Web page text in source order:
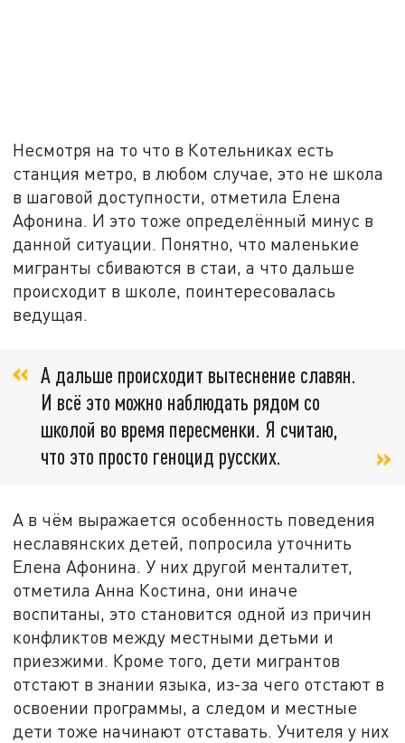
Несмотря на то что в Котельниках есть
станция метро, в любом случае, это не школа
в шаговой доступности, отметила Елена
Афонина. И это тоже определённый минус в
данной ситуации. Понятно, что маленькие
мигранты сбиваются в стаи, а что дальше
происходит в школе, поинтересовалась
ведущая.
А дальше происходит вытеснение славян.
И всё это можно наблюдать рядом со
школой во время пересменки. Я считаю,
что это просто геноцид русских.
А в чём выражается особенность поведения
неславянских детей, попросила уточнить
Елена Афонина. У них другой менталитет,
отметила Анна Костина, они иначе
воспитаны, это становится одной из причин
конфликтов между местными детьми и
приезжими. Кроме того, дети мигрантов
отстают в знании языка, из-за чего отстают в
освоении программы, а следом и местные
дети тоже начинают отставать. Учителя у них